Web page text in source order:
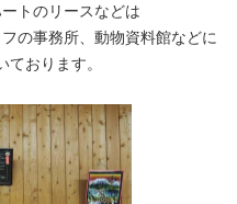
トのリースなどは
の事務所、動物資料館などに
ております。